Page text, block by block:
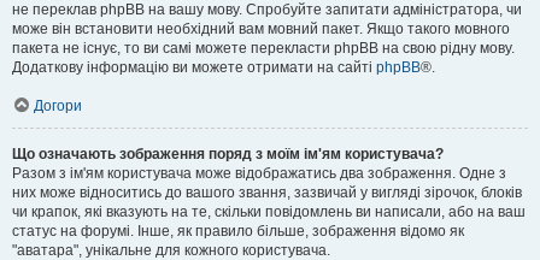
не переклав phpBB на вашу мову. Спробуйте запитати адміністратора, чи
може він встановити необхідний вам мовний пакет. Якщо такого мовного
пакета не існує, то ви самі можете перекласти phpBB на свою рідну мову.
Додаткову інформацію ви можете отримати на сайті phpBB®.
Догори
Що означають зображення поряд з моїм ім'ям користувача?
Разом з ім'ям користувача може відображатись два зображення. Одне з
них може відноситись до вашого звання, зазвичай у вигляді зірочок, блоків
чи крапок, які вказують на те, скільки повідомлень ви написали, або на ваш
статус на форумі. Інше, як правило більше, зображення відомо як
"аватара", унікальне для кожного користувача.